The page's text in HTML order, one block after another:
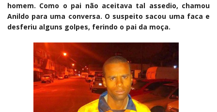
homem. Como o pai não aceitava tal assedio, chamou
Anildo para uma conversa. O suspeito sacou uma faca e
desferiu alguns golpes, ferindo o pai da moça.